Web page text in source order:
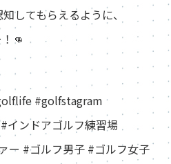
してもらえるように、
👊
#golfstagram
インドアゴルフ練習場
ー #ゴルフ男子 #ゴルフ女子